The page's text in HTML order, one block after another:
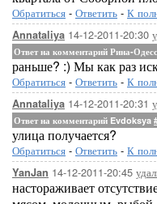
Обратиться - Ответить - К
Annataliya 14-12-2011-20:30
Ответ на комментарий Рина-
раньше? :) Мы как раз
Обратиться - Ответить - К
Annataliya 14-12-2011-20:31
Ответ на комментарий Evdoksya
улица получается?
Обратиться - Ответить - К
YanJan 14-12-2011-20:45
настораживает